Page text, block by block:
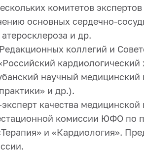
комитетов
основных сердечно-
и др.
коллегий и
научный
и др.).
качества
комиссии ЮФО по
и «Кардиология».